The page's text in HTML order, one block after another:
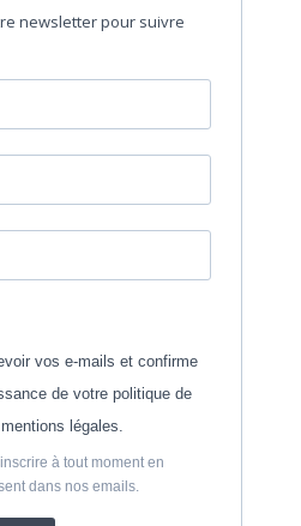
newsletter pour suivre
vos e-mails et confirme
de votre politique de
légales.
à tout moment en
dans nos emails.